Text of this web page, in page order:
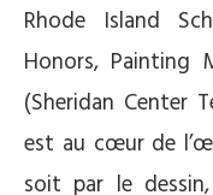
Rhode Island
Honors, Painting
(Sheridan Center
est au cœur de
soit par le